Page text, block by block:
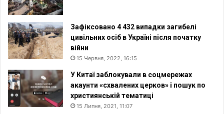
Зафіксовано 4 432 випадки загибелі
цивільних осіб в Україні після початку
війни
15 Червня, 2022, 16:15
У Китаї заблокували в соцмережах
акаунти «схвалених церков» і пошук по
християнській тематиці
15 Липня, 2021, 11:07